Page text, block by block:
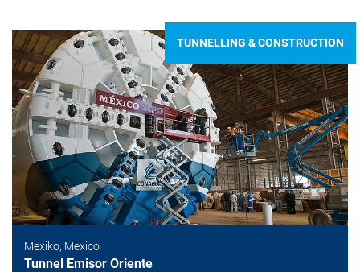
TUNNELLING & CONSTRUCTION
Mexiko, Mexico
Tunnel Emisor Oriente